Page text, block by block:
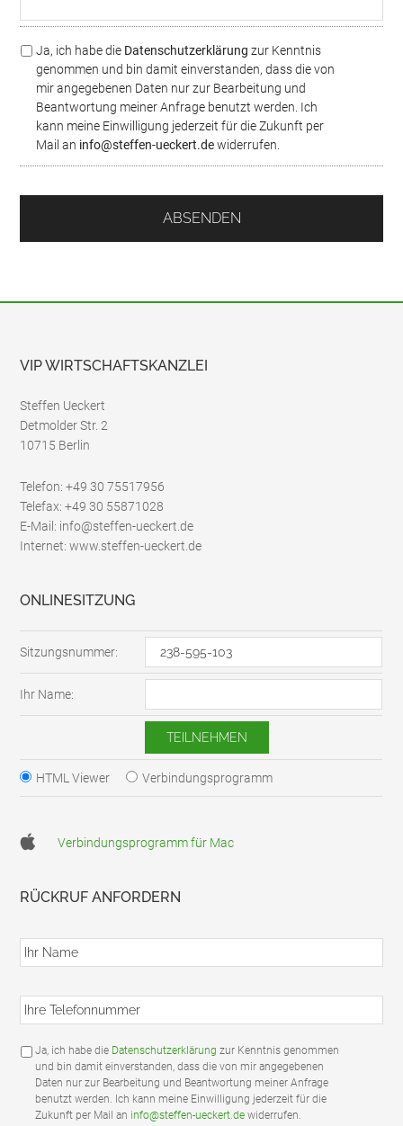
r
*
r
iD
t
s
u
Ja, ich habe die Datenschutzerklärung zur Kenntnis
genommen und bin damit einverstanden, dass die von
mir angegebenen Daten nur zur Bearbeitung und
Beantwortung meiner Anfrage benutzt werden. Ich
kann meine Einwilligung jederzeit für die Zukunft per
Mail an info@steffen-ueckert.dewiderrufen.
VIP WIRTSCHAFTSKANZLEI
Steffen Ueckert
Detmolder Str. 2
10715 Berlin
Telefon: +49 30 75517956
Telefax: +49 30 55871028
E-Mail: info@steffen-ueckert.de
Internet: www.steffen-ueckert.de
ONLINESITZUNG
Sitzungsnummer:
Ihr Name:
HTML Viewer Verbindungsprogramm
Verbindungsprogramm für Mac
RÜCKRUF ANFORDERN
I
h
r
a
m
*
I
h
r
T
D Ja, ich habe die Datenschutzerklärung zur Kenntnis genommen
und bin damit einverstanden, dass die von mir angegebenen
Daten nur zur Bearbeitung und Beantwortung meiner Anfrage
benutzt werden. Ich kann meine Einwilligung jederzeit für die
Zukunft per Mail an info@steffen-ueckert.de widerrufen.